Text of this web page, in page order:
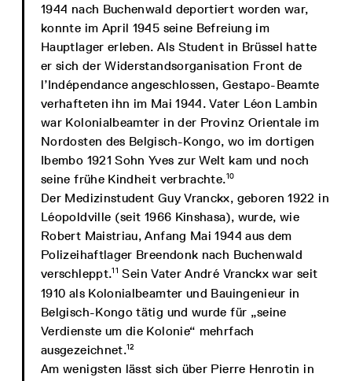
1944 nach Buchenwald deportiert worden war,
konnte im April 1945 seine Befreiung im
Hauptlager erleben. Als Student in Brüssel hatte
er sich der Widerstandsorganisation Front de
l’Indépendance angeschlossen, Gestapo-Beamte
verhafteten ihn im Mai 1944. Vater Léon Lambin
war Kolonialbeamter in der Provinz Orientale im
Nordosten des Belgisch-Kongo, wo im dortigen
Ibembo 1921 Sohn Yves zur Welt kam und noch
seine frühe Kindheit verbrachte.10
Der Medizinstudent Guy Vranckx, geboren 1922 in
Léopoldville (seit 1966 Kinshasa), wurde, wie
Robert Maistriau, Anfang Mai 1944 aus dem
Polizeihaftlager Breendonk nach Buchenwald
verschleppt.11 Sein Vater André Vranckx war seit
1910 als Kolonialbeamter und Bauingenieur in
Belgisch-Kongo tätig und wurde für „seine
Verdienste um die Kolonie“ mehrfach
ausgezeichnet.12
Am wenigsten lässt sich über Pierre Henrotin in